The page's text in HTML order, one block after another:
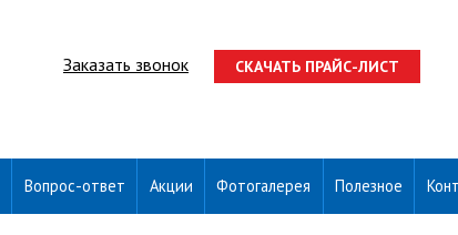
Заказать звонок СКАЧАТЬ ПРАЙС-ЛИСТ
Вопрос-ответ Акции Фотогалерея Полезное